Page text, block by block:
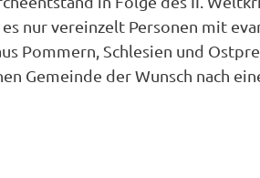
nur vereinzelt Personen mit
Pommern, Schlesien und
Gemeinde der Wunsch nach